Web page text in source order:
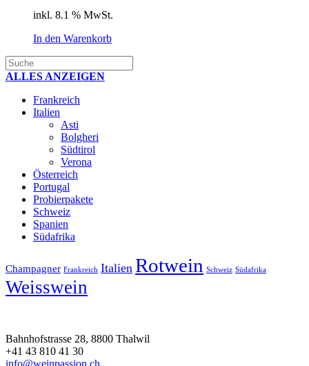
inkl. 8.1 % MwSt.
In den Warenkorb
ALLES ANZEIGEN
Frankreich
Italien
Asti
Bolgheri
Südtirol
Verona
Österreich
Portugal
Probierpakete
Schweiz
Spanien
Südafrika
Champagner Frankreich Italien Rotwein Schweiz Südafrika
Weisswein
Bahnhofstrasse 28, 8800 Thalwil
+41 43 810 41 30